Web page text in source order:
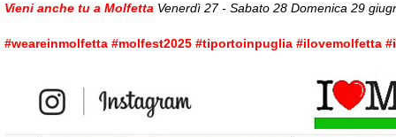
Vieni anche tu a Molfetta Venerdì 27 - Sabato 28 Domenica 29
#weareinmolfetta #molfest2025 #tiportoinpuglia #ilovemolfetta